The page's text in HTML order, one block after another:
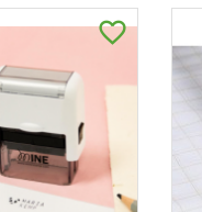
favorite_border